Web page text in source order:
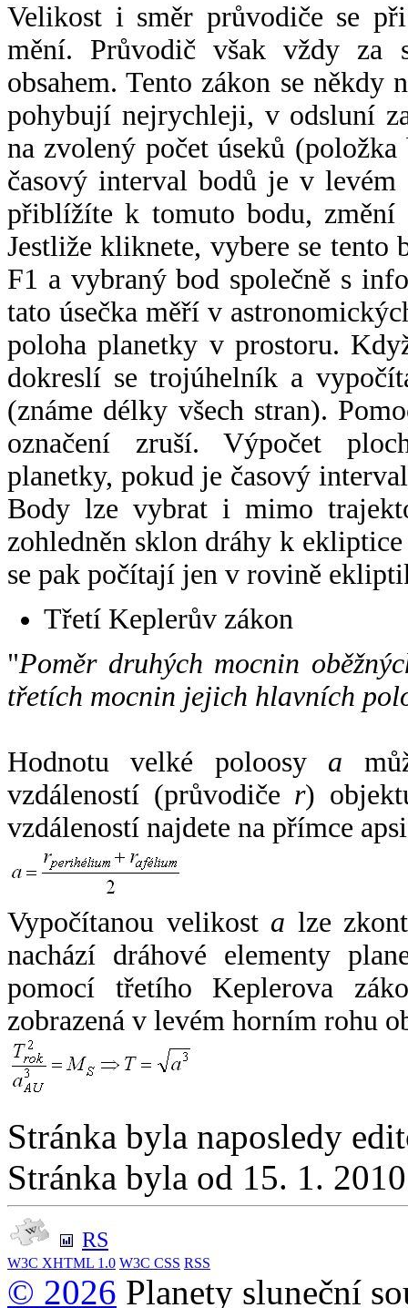
Velikost i směr průvodiče se
mění. Průvodič však vždy za
obsahem. Tento zákon se někdy
pohybují nejrychleji, v odsluní
na zvolený počet úseků
časový interval bodů je v
přiblížíte k tomuto bodu,
Jestliže kliknete, vybere se tento
F1 a vybraný bod společně s
tato úsečka měří v
poloha planetky v prostoru.
dokreslí se trojúhelník a
(známe délky všech stran).
označení zruší. Výpočet
planetky, pokud je časový
Body lze vybrat i mimo
zohledněn sklon dráhy k
se pak počítají jen v rovině
Třetí Keplerův zákon
"Poměr druhých mocnin
třetích mocnin jejich hlavních
Hodnotu velké poloosy a
vzdáleností (průvodiče r)
vzdáleností najdete na přímce
Vypočítanou velikost a lze
nachází dráhové elementy
pomocí třetího Keplerova
zobrazená v levém horním rohu
Stránka byla naposledy
Stránka byla od 15. 1.
RS
W3C XHTML 1.0 W3C CSS RSS
© 2026 Planety sluneční